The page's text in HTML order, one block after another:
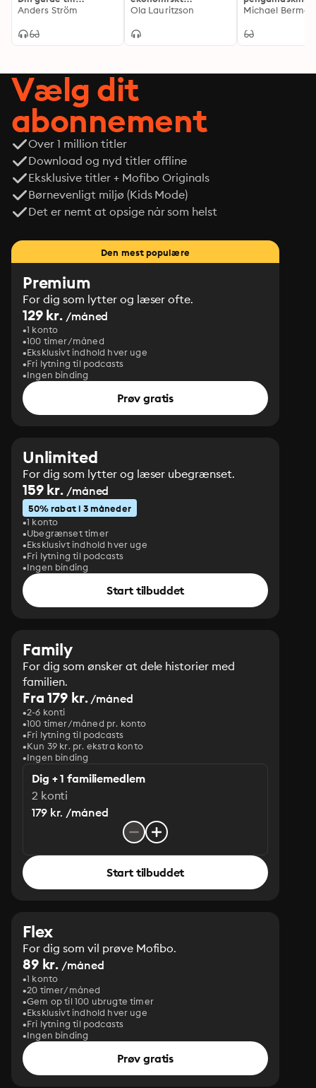
ekonomiskt
Anders Ström
oberoende
Ola Lauritzson
AdWords för
Vælg dit
abonnement
Over 1 million titler
Download og nyd titler offline
Eksklusive titler + Mofibo Originals
Børnevenligt miljø (Kids Mode)
Det er nemt at opsige når som helst
Den mest populære
Premium
For dig som lytter og læser ofte.
129 kr. /måned
1 konto
100 timer/måned
Eksklusivt indhold hver uge
Fri lytning til podcasts
Ingen binding
Prøv gratis
Unlimited
For dig som lytter og læser ubegrænset.
159 kr. /måned
50% rabat i 3 måneder
1 konto
Ubegrænset timer
Eksklusivt indhold hver uge
Fri lytning til podcasts
Ingen binding
Start tilbuddet
Family
For dig som ønsker at dele historier med
familien.
Fra 179 kr./måned
2-6 konti
100 timer/måned pr. konto
Fri lytning til podcasts
Kun 39 kr. pr. ekstra konto
Ingen binding
Dig + 1 familiemedlem
2 konti
179 kr. /måned
Start tilbuddet
Flex
For dig som vil prøve Mofibo.
89 kr. /måned
1 konto
20 timer/måned
Gem op til 100 ubrugte timer
Eksklusivt indhold hver uge
Fri lytning til podcasts
Ingen binding
Prøv gratis